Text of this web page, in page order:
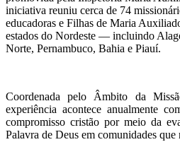
iniciativa reuniu cerca de 74
educadoras e Filhas de Maria
estados do Nordeste — incluindo
Norte, Pernambuco, Bahia e Piauí.
Coordenada pelo Âmbito da
experiência acontece anualmente
compromisso cristão por meio da
Palavra de Deus em comunidades que